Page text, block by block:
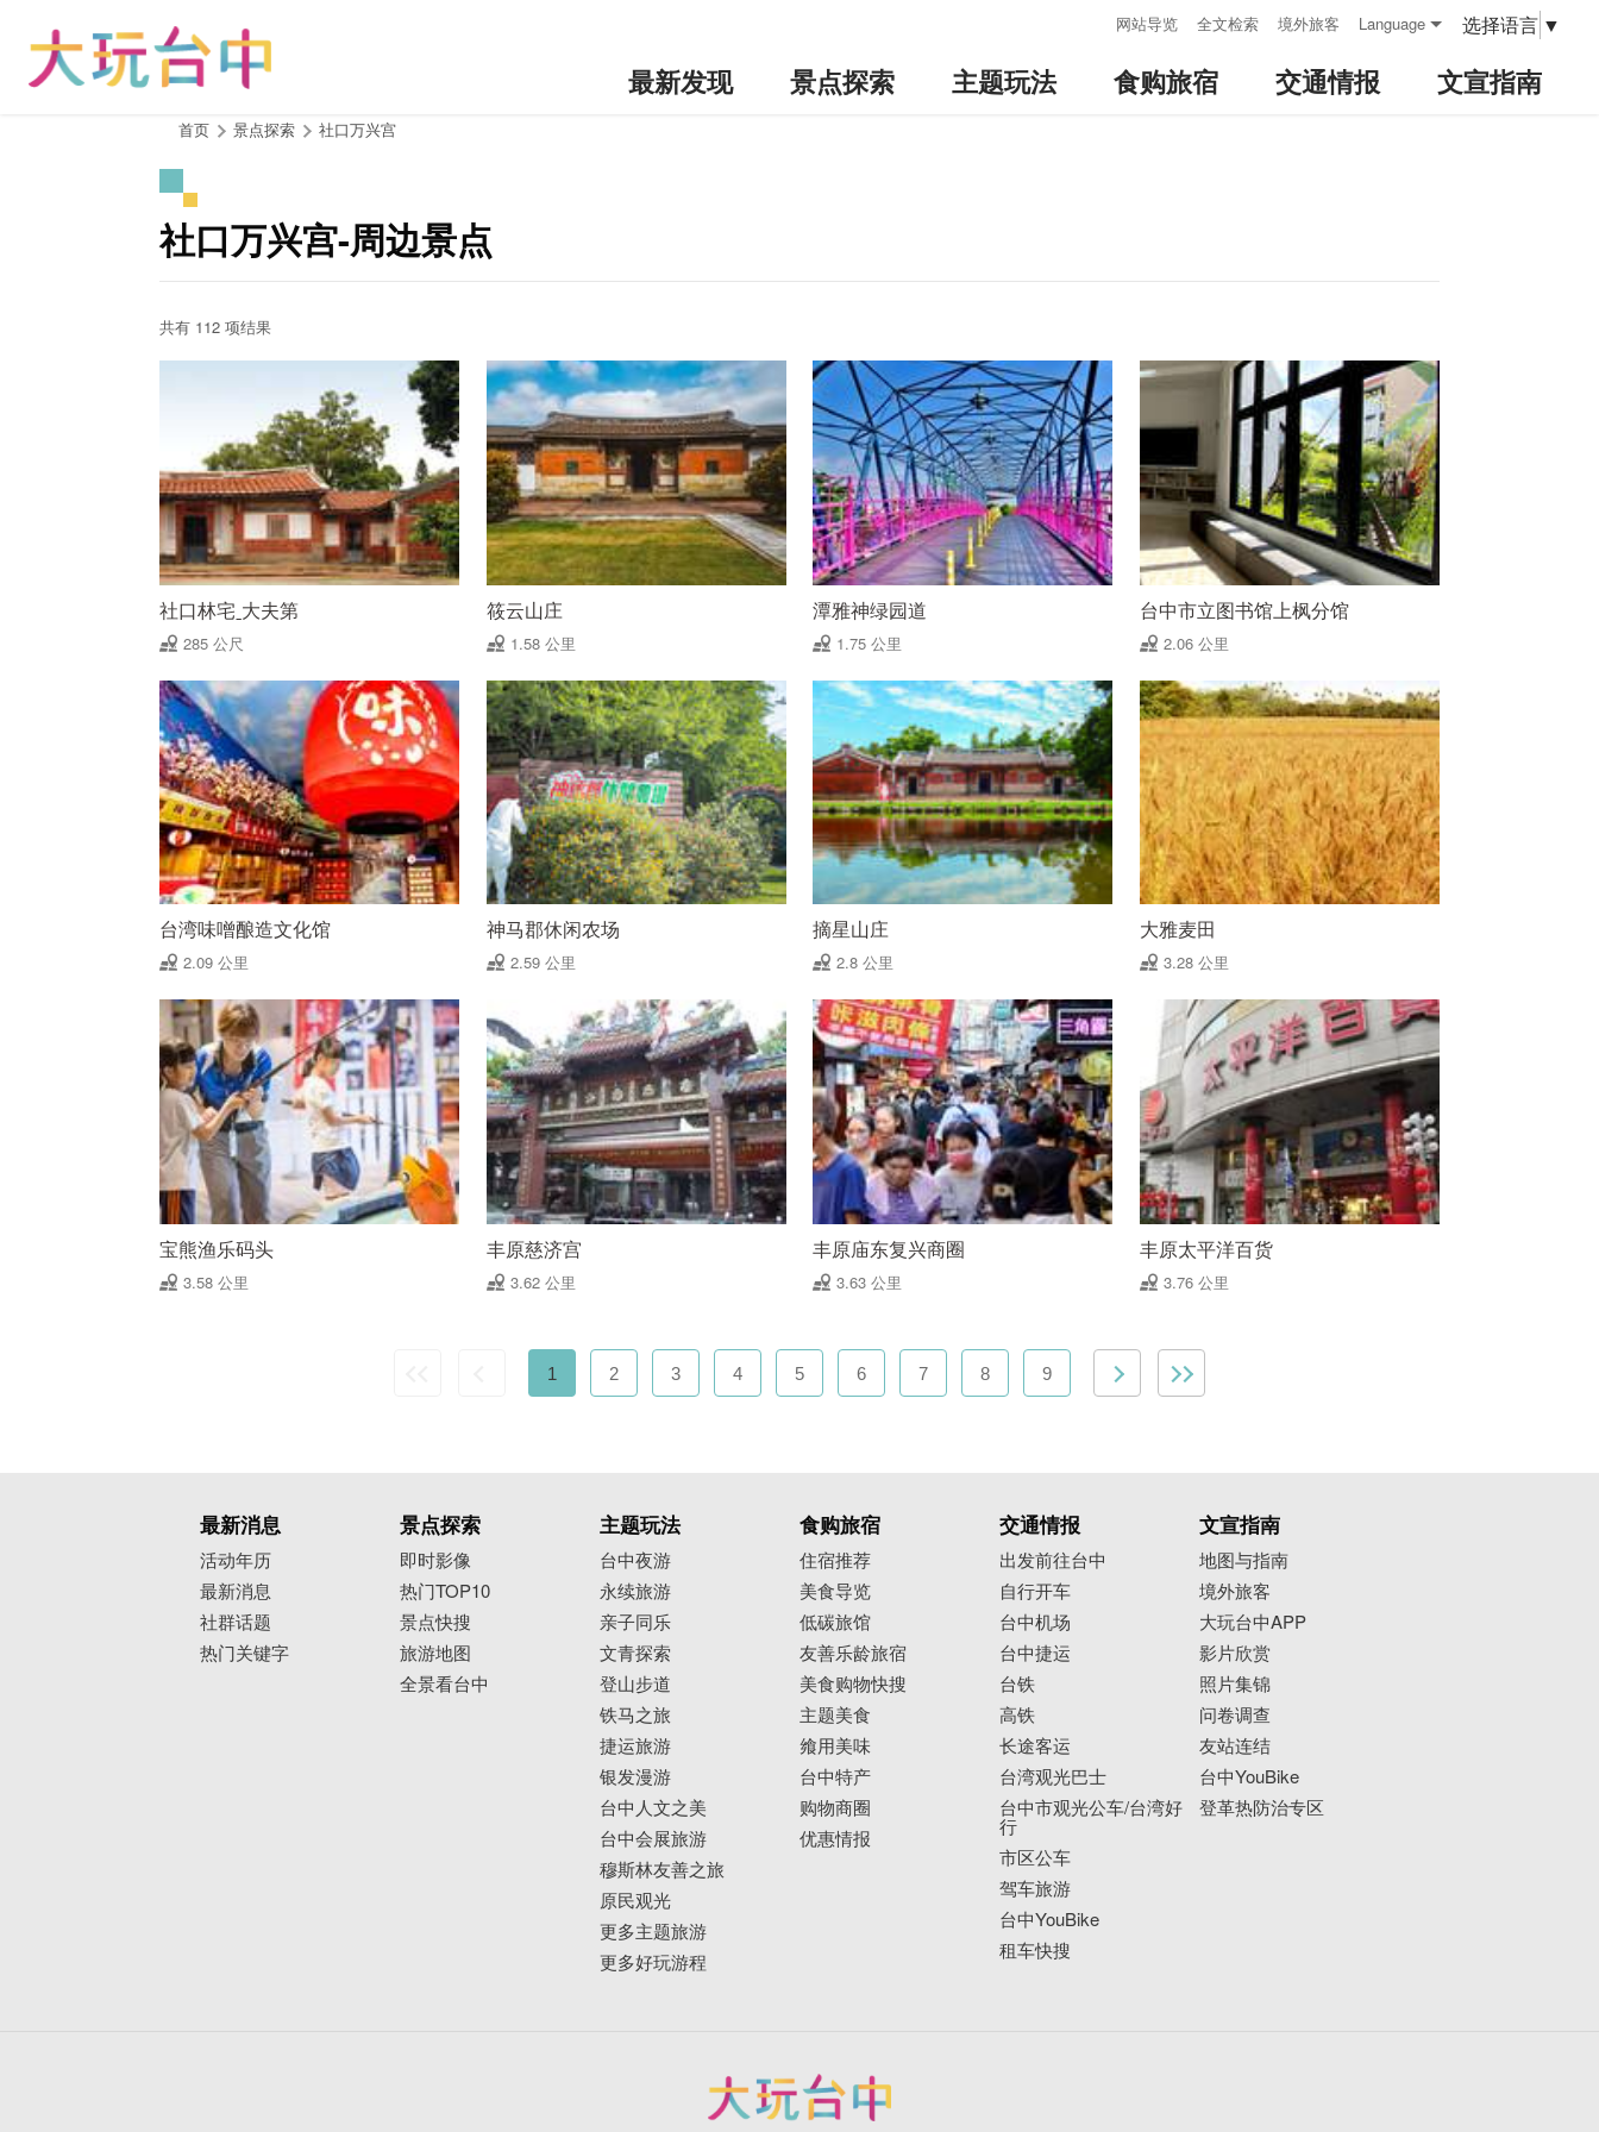
网站导览 全文检索 境外旅客 Language 选择语言 ▼
最新发现 景点探索 主题玩法 食购旅宿 交通情报 文宣指南
首页 景点探索 社口万兴宫
社口万兴宫-周边景点
共有 112 项结果
社口林宅ˍ大夫第
285 公尺
筱云山庄
1.58 公里
潭雅神绿园道
1.75 公里
台中市立图书馆上枫分馆
2.06 公里
台湾味噌酿造文化馆
2.09 公里
神马郡休闲农场
2.59 公里
摘星山庄
2.8 公里
大雅麦田
3.28 公里
宝熊渔乐码头
3.58 公里
丰原慈济宫
3.62 公里
丰原庙东复兴商圈
3.63 公里
丰原太平洋百货
3.76 公里
1 2 3 4 5 6 7 8 9
最新消息
活动年历
最新消息
社群话题
热门关键字
景点探索
即时影像
热门TOP10
景点快搜
旅游地图
全景看台中
主题玩法
台中夜游
永续旅游
亲子同乐
文青探索
登山步道
铁马之旅
捷运旅游
银发漫游
台中人文之美
台中会展旅游
穆斯林友善之旅
原民观光
更多主题旅游
更多好玩游程
食购旅宿
住宿推荐
美食导览
低碳旅馆
友善乐龄旅宿
美食购物快搜
主题美食
飨用美味
台中特产
购物商圈
优惠情报
交通情报
出发前往台中
自行开车
台中机场
台中捷运
台铁
高铁
长途客运
台湾观光巴士
台中市观光公车/台湾好
行
市区公车
驾车旅游
台中YouBike
租车快搜
文宣指南
地图与指南
境外旅客
大玩台中APP
影片欣赏
照片集锦
问卷调查
友站连结
台中YouBike
登革热防治专区